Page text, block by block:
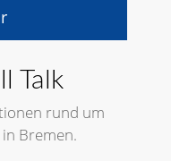
Talk
rund um
Bremen.